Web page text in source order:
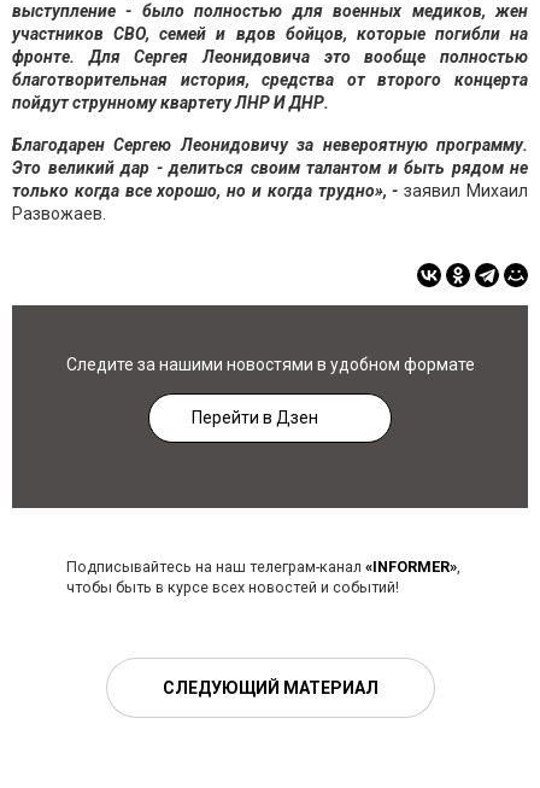
выступление - было полностью для военных медиков, жен
участников СВО, семей и вдов бойцов, которые погибли на
фронте. Для Сергея Леонидовича это вообще полностью
благотворительная история, средства от второго концерта
пойдут струнному квартету ЛНР И ДНР.
Благодарен Сергею Леонидовичу за невероятную программу.
Это великий дар - делиться своим талантом и быть рядом не
только когда все хорошо, но и когда трудно», -заявил Михаил
Развожаев.
Следите за нашими новостями в удобном формате
Перейти в Дзен
Подписывайтесь на наш телеграм-канал «INFORMER»,
чтобы быть в курсе всех новостей и событий!
СЛЕДУЮЩИЙ МАТЕРИАЛ